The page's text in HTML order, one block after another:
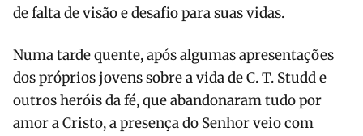
de falta de visão e desafio para suas vidas.
Numa tarde quente, após algumas apresentações
dos próprios jovens sobre a vida de C. T. Studd e
outros heróis da fé, que abandonaram tudo por
amor a Cristo, a presença do Senhor veio com